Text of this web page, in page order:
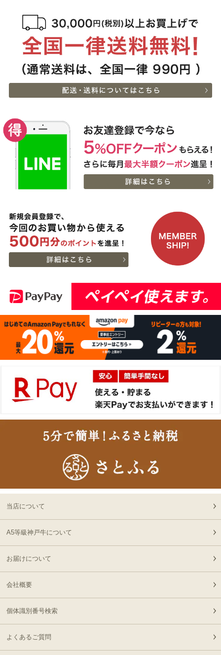
08-07
18:25:00
新潟県
ト １万５千円
2026-
08-07
14:30:00
大阪府
A5等級 神戸牛 フィレ ブ
ロック 500g
2026-
08-07
13:01:00
東京都
[家庭用] A5等級神戸牛
肩ロースしゃぶしゃぶ
9
10:54:00
円 ステーキ・ハンバーグ
（ランプ100ｇ×2枚・ハ
ンバーグ150ｇ×4個）
2026-
08-07
10:54:00
兵庫県
神戸牛ギフトセット 2万
円 すきやき（リブロー
ス・肩ロース・ランプ）
600g
11
08-07
栃木県
[お徳用]アウトレット A5
12
08-06
広島県
神戸牛ギフトセット 8千
円 しゃぶしゃぶ（バラ・
プレミアム霜降りもも）
2026-
08-06
21:40:00
熊本県
神戸牛カタログギフト
14
2026-
08-06
21:18:00
兵庫県
神戸牛カタログギフト
１万５千円
15
08-06
21:05:00
兵庫県
【送料無料】[ギフト]A5
等級神戸牛ハンバーグス
テーキ 150ｇ×5個
17:45:00
ランプすきやき 200ｇ~
１ｋｇ
17
15:51:00
千葉県
[ギフト] A5等級神戸牛
ランプステーキ 200ｇ
2026-
08-06
15:51:00
千葉県
イチボステーキ 150ｇ(1
2026-
08-06
13:58:00
大阪府
[ギフト]A5等級 神戸牛
プレミアムセット（プレ
レミアムもも[200g]）ス
2026-
出産内祝に命名札 大
21
13:58:00
22
08-06
大阪府
さい）
神戸牛ギフトセット 1万
24
12:40:00
当店について
A5等級神戸牛について
お届けについて
会社概要
個体識別番号検索
よくあるご質問